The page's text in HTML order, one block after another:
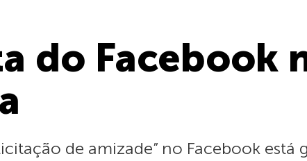
do Facebook
de amizade” no Facebook está